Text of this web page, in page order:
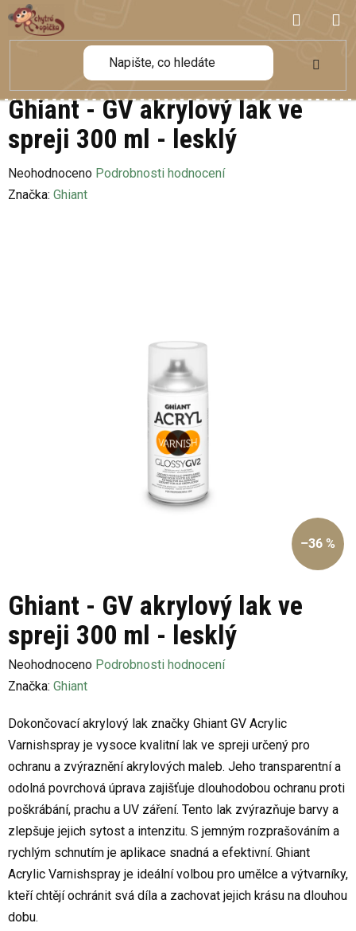
Přejít
na
obsah
KOŠÍK
Ghiant - GV akrylový lak ve
spreji 300 ml - lesklý
Průměrné
hodnocení
je
0,0
z
5
hvězdiček.
Neohodnoceno Podrobnosti hodnocení
Značka: Ghiant
Dokončovací akrylový lak značky Ghiant GV Acrylic
Varnishspray je vysoce kvalitní lak ve spreji určený pro
ochranu a zvýraznění akrylových maleb. Jeho transparentní a
odolná povrchová úprava zajišťuje dlouhodobou ochranu proti
poškrábání, prachu a UV záření. Tento lak zvýrazňuje barvy a
zlepšuje jejich sytost a intenzitu. S jemným rozprašováním a
rychlým schnutím je aplikace snadná a efektivní. Ghiant
Acrylic Varnishspray je ideální volbou pro umělce a výtvarníky,
kteří chtějí ochránit svá díla a zachovat jejich krásu na dlouhou
dobu.
Ghiant - GV akrylový lak ve
spreji 300 ml - lesklý
Průměrné
hodnocení
Neohodnoceno Podrobnosti hodnocení
Značka: Ghiant
–36 %